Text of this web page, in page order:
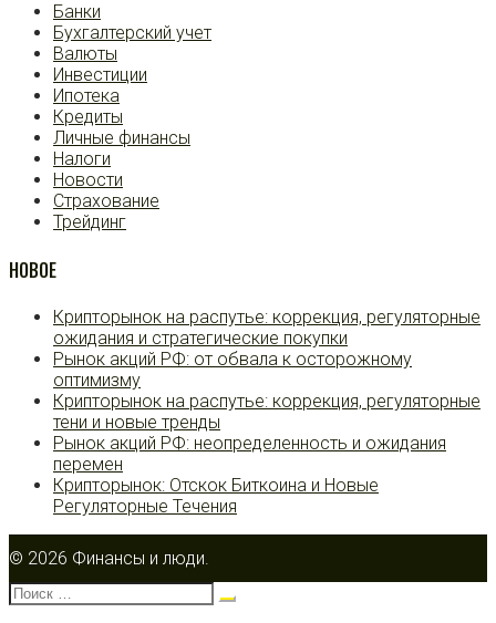
Банки
Бухгалтерский учет
Валюты
Инвестиции
Ипотека
Кредиты
Личные финансы
Налоги
Новости
Страхование
Трейдинг
НОВОЕ
Крипторынок на распутье: коррекция, регуляторные
ожидания и стратегические покупки
Рынок акций РФ: от обвала к осторожному
оптимизму
Крипторынок на распутье: коррекция, регуляторные
тени и новые тренды
Рынок акций РФ: неопределенность и ожидания
перемен
Крипторынок: Отскок Биткоина и Новые
Регуляторные Течения
© 2026 Финансы и люди.
Поиск: